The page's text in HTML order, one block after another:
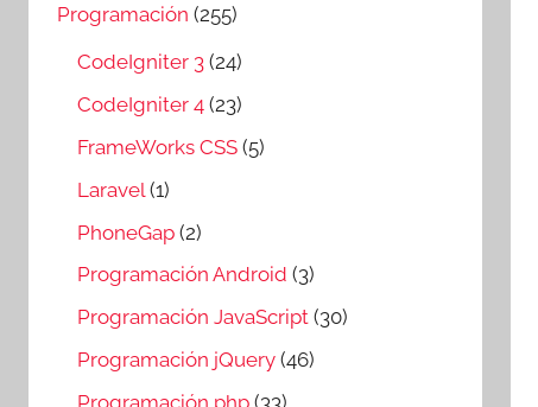
Programación (255)
CodeIgniter 3 (24)
CodeIgniter 4 (23)
FrameWorks CSS (5)
Laravel (1)
PhoneGap (2)
Programación Android (3)
Programación JavaScript (30)
Programación jQuery (46)
Programación php (33)